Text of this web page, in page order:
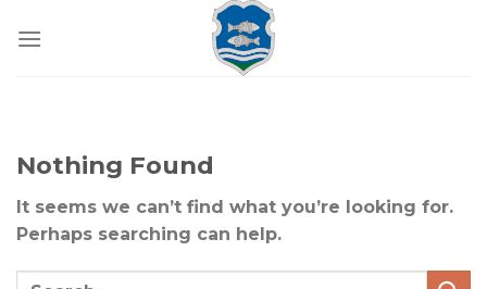
Nothing Found
It seems we can’t find what you’re looking for.
Perhaps searching can help.